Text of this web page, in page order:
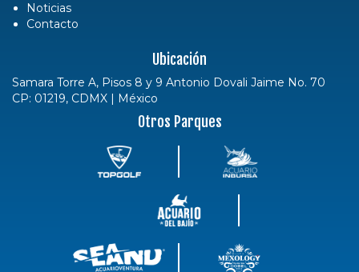
Noticias
Contacto
Ubicación
Samara Torre A, Pisos 8 y 9 Antonio Dovali Jaime No. 70
CP: 01219, CDMX | México
Otros Parques